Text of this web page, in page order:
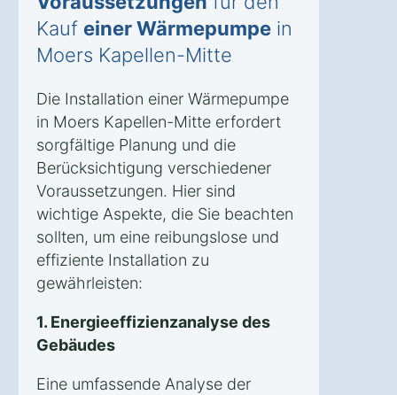
Kauf einer Wärmepumpe in
Moers Kapellen-Mitte
Die Installation einer Wärmepumpe
in Moers Kapellen-Mitte erfordert
sorgfältige Planung und die
Berücksichtigung verschiedener
Voraussetzungen. Hier sind
wichtige Aspekte, die Sie beachten
sollten, um eine reibungslose und
effiziente Installation zu
gewährleisten:
1. Energieeffizienzanalyse des
Gebäudes
Eine umfassende Analyse der